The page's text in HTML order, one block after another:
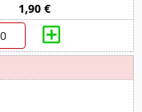
1,90 €